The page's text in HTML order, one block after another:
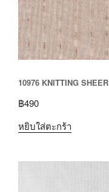
10976 KNITTING SHEER
฿490
หยิบใส่ตะกร้า